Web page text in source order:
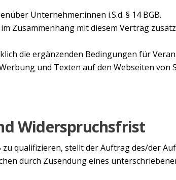
Unternehmer:innen i.S.d. § 14 BGB.
Zusammenhang mit diesem Vertrag
die ergänzenden Bedingungen für
und Texten auf den Webseiten
Widerspruchsfrist
zu qualifizieren, stellt der Auftrag des/der
durch Zusendung eines